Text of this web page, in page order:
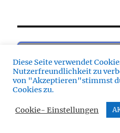
Den Blog schreibe ich
abends, wenn ich aufs
Einschlafen oder
gibt’s also meist dann,
Diese Seite verwendet
Nutzerfreundlichkeit zu
von "Akzeptieren"stimmst
Cookies zu.
Cookie- Einstellungen